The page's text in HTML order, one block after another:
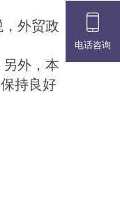
外贸政
外，本
持良好
电话咨询